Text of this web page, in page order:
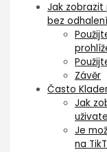
Jak zobrazit
bez odhalení
Závěr
Často
Jak
Je
na